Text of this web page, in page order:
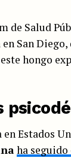
de Salud
San
hongo
Estados
ha